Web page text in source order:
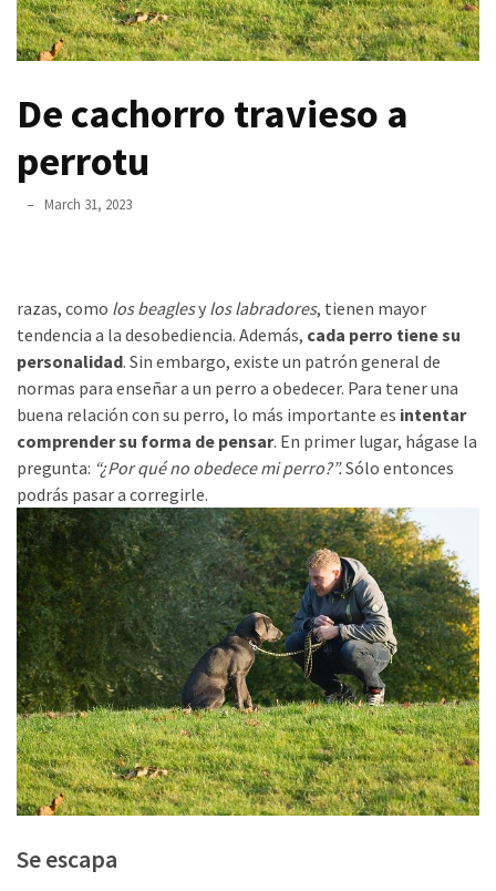
un
ser
Para
que
nos
duren
posible
Incluso
unos
pocos
minutos
son
suficientesVivimos
Afición
explorar
MOST
USED
CATEGORIES
No
categories
De cachorro travieso a
perrotu
March 31, 2023
razas, como los beaglesy los labradores, tienen mayor
tendencia a la desobediencia. Además, cada perro tiene su
personalidad. Sin embargo, existe un patrón general de
normas para enseñar a un perro a obedecer. Para tener una
buena relación con su perro, lo más importante es intentar
comprender su forma de pensar. En primer lugar, hágase la
pregunta: “¿Por qué no obedece mi perro?”.Sólo entonces
podrás pasar a corregirle.
Se escapa